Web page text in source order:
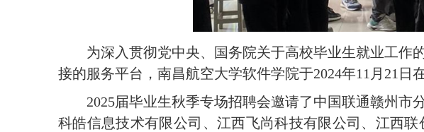
为深入贯彻党中央、国务院关于高校毕业生就业工作
接的服务平台，南昌航空大学软件学院于2024年11月21日
2025届毕业生秋季专场招聘会邀请了中国联通赣州
科皓信息技术有限公司、江西飞尚科技有限公司、江西